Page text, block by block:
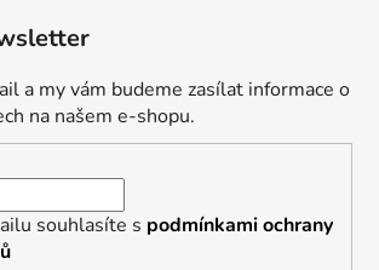
a my vám budeme zasílat informace o
na našem e-shopu.
souhlasíte s podmínkami ochrany